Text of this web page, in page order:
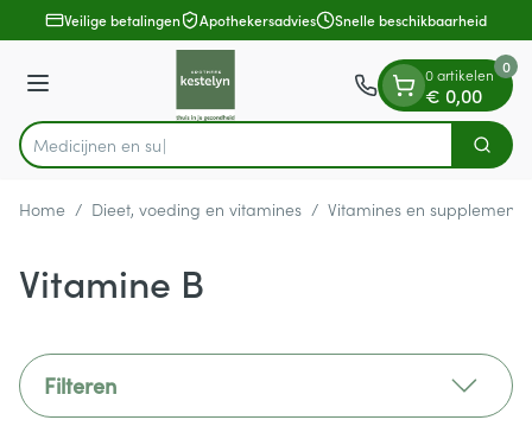
Ga naar de inhoud
1 van 1Veilige betalingen Apothekersadvies Snelle beschikbaarheid
Menu
Product, merk, categorie... Zoek
0 artikelen
€ 0,00
0
Home / Dieet, voeding en vitamines / Vitamines en
Vitamine B
Filteren